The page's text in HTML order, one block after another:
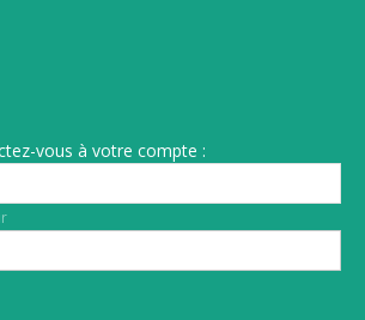
vous à votre compte :